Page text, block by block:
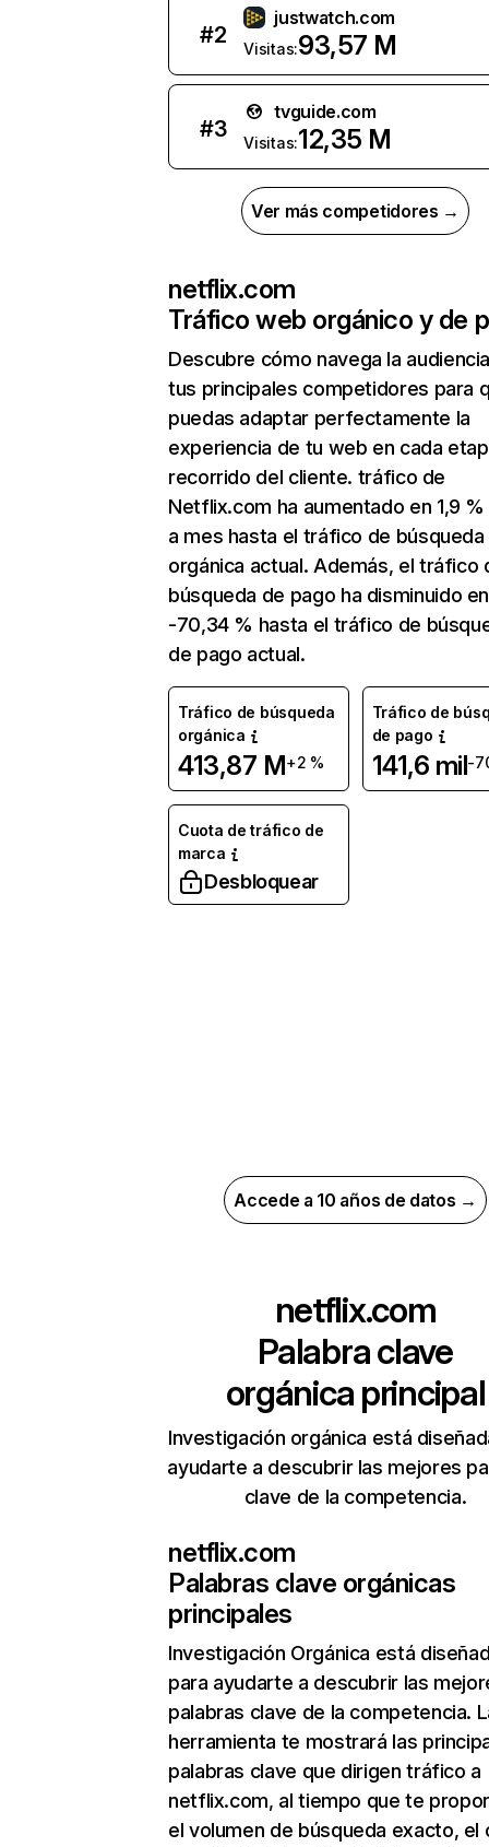
#2
justwatch.com
Visitas:93,57 M
#3
tvguide.com
Visitas:12,35 M
Ver más competidores →
netflix.com
Tráfico web orgánico y de
Descubre cómo navega la
tus principales competidores para
puedas adaptar perfectamente la
experiencia de tu web en cada
recorrido del cliente. tráfico de
Netflix.com ha aumentado en 1,9
a mes hasta el tráfico de búsqueda
orgánica actual. Además, el tráfico
búsqueda de pago ha disminuido en
-70,34 % hasta el tráfico de
de pago actual.
Tráfico de búsqueda
orgánica
413,87 M+2 %
Tráfico de
de pago
141,6 mil-
Cuota de tráfico de
marca
Desbloquear
Accede a 10 años de datos →
netflix.com
Palabra clave
orgánica principal
Investigación orgánica está
ayudarte a descubrir las mejores
clave de la competencia.
netflix.com
Palabras clave orgánicas
principales
Investigación Orgánica está
para ayudarte a descubrir las
palabras clave de la competencia.
herramienta te mostrará las
palabras clave que dirigen tráfico a
netflix.com, al tiempo que te
el volumen de búsqueda exacto, el